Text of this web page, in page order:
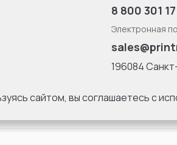
8 800 301
Электронная
196084
литерa Б,
сайтом, вы соглашаетесь с